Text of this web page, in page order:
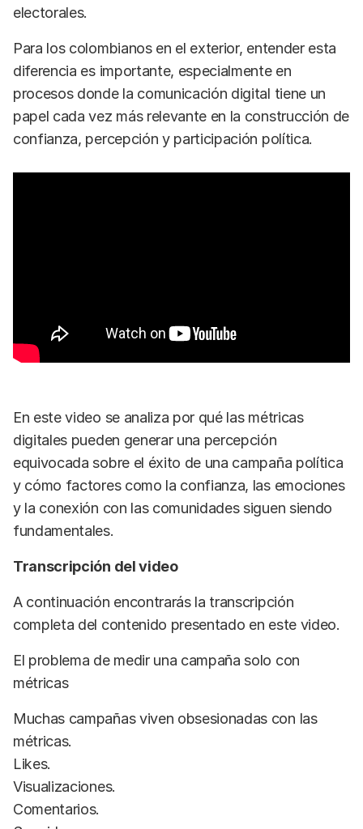
electorales.
Para los colombianos en el exterior, entender esta
diferencia es importante, especialmente en
procesos donde la comunicación digital tiene un
papel cada vez más relevante en la construcción de
confianza, percepción y participación política.
En este video se analiza por qué las métricas
digitales pueden generar una percepción
equivocada sobre el éxito de una campaña política
y cómo factores como la confianza, las emociones
y la conexión con las comunidades siguen siendo
fundamentales.
Transcripción del video
A continuación encontrarás la transcripción
completa del contenido presentado en este video.
El problema de medir una campaña solo con
métricas
Muchas campañas viven obsesionadas con las
métricas.
Likes.
Visualizaciones.
Comentarios.